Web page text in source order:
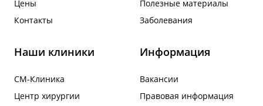
Цены
Контакты
Полезные материалы
Заболевания
Наши клиники
СМ-Клиника
Центр хирургии
Информация
Вакансии
Правовая информация